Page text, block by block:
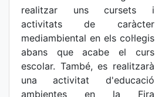
realitzar uns cursets i
activitats de caràcter
mediambiental en els col·legis
abans que acabe el curs
escolar. També, es realitzarà
una activitat d'educació
ambientes en la Fira